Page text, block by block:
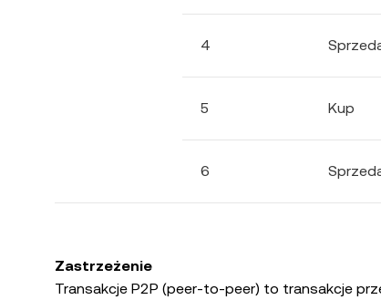
4
5 Kup
6
Zastrzeżenie
Transakcje P2P (peer-to-peer) to transakcje